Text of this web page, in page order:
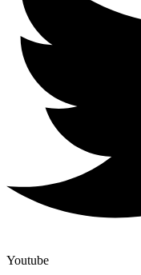
Youtube